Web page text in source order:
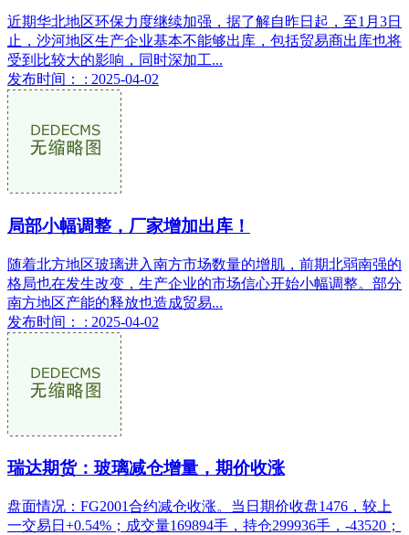
近期华北地区环保力度继续加强，据了解自昨日起，至1月3日
止，沙河地区生产企业基本不能够出库，包括贸易商出库也将
受到比较大的影响，同时深加工...
发布时间： : 2025-04-02
局部小幅调整，厂家增加出库！
随着北方地区玻璃进入南方市场数量的增肌，前期北弱南强的
格局也在发生改变，生产企业的市场信心开始小幅调整。部分
南方地区产能的释放也造成贸易...
发布时间： : 2025-04-02
瑞达期货：玻璃减仓增量，期价收涨
盘面情况：FG2001合约减仓收涨。当日期价收盘1476，较上
一交易日+0.54%；成交量169894手，持仓299936手，-43520；